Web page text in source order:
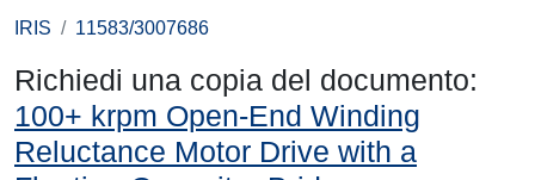
IRIS 11583/3007686
Richiedi una copia del documento:
100+ krpm Open-End Winding
Reluctance Motor Drive with a